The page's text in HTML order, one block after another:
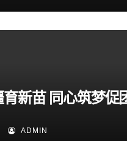
新苗 同心筑梦促
ADMIN